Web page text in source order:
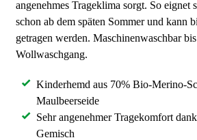
angenehmes Trageklima sorgt. So eignet
schon ab dem späten Sommer und kann
getragen werden. Maschinenwaschbar
Wollwaschgang.
Kinderhemd aus 70% Bio-Merino-
Maulbeerseide
Sehr angenehmer Tragekomfort
Gemisch